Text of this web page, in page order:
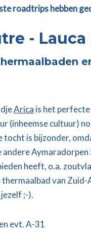
roadtrips hebben
-
Arica is het
(inheemse cultuur)
tocht is bijzonder,
andere
heeft, o.a.
van Zuid-
;-).
evt. A-31